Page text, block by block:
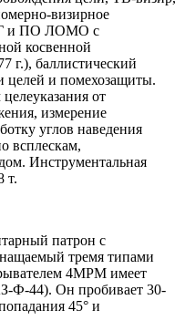
визирное
и ПО ЛОМО с
косвенной
г.), баллистический
целей и помехозащиты.
от
измерение
углов наведения
всплескам,
Инструментальная
т.
патрон с
тремя типами
4МРМ имеет
Ф-44). Он пробивает 30-
45° и